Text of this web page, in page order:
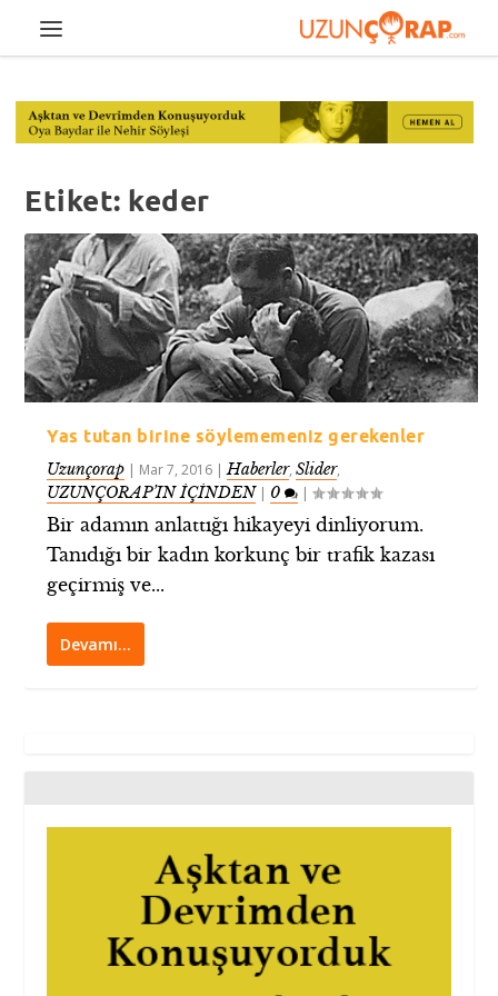
Etiket: keder
Yas tutan birine söylememeniz gerekenler
Uzunçorap | Mar 7, 2016 |Haberler,Slider,
UZUNÇORAP’IN İÇİNDEN| 0 |
Bir adamın anlattığı hikayeyi dinliyorum.
Tanıdığı bir kadın korkunç bir trafik kazası
geçirmiş ve...
Devamı…